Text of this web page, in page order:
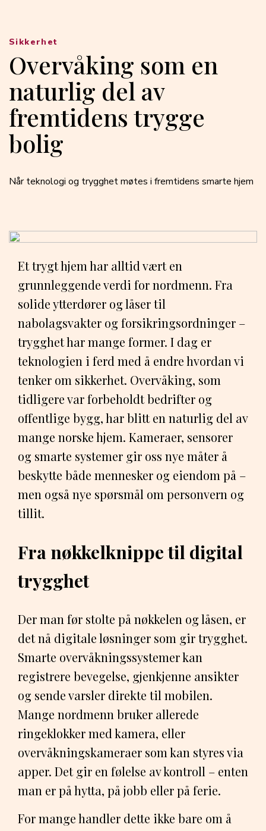
Overvåking som en
naturlig del av
fremtidens trygge
bolig
Når teknologi og trygghet møtes i fremtidens smarte hjem
Sikkerhet
Et trygt hjem har alltid vært en
grunnleggende verdi for nordmenn. Fra
solide ytterdører og låser til
nabolagsvakter og forsikringsordninger –
trygghet har mange former. I dag er
teknologien i ferd med å endre hvordan vi
tenker om sikkerhet. Overvåking, som
tidligere var forbeholdt bedrifter og
offentlige bygg, har blitt en naturlig del av
mange norske hjem. Kameraer, sensorer
og smarte systemer gir oss nye måter å
beskytte både mennesker og eiendom på –
men også nye spørsmål om personvern og
tillit.
Fra nøkkelknippe til digital
trygghet
Der man før stolte på nøkkelen og låsen, er
det nå digitale løsninger som gir trygghet.
Smarte overvåkningssystemer kan
registrere bevegelse, gjenkjenne ansikter
og sende varsler direkte til mobilen.
Mange nordmenn bruker allerede
ringeklokker med kamera, eller
overvåkningskameraer som kan styres via
apper. Det gir en følelse av kontroll – enten
man er på hytta, på jobb eller på ferie.
For mange handler dette ikke bare om å